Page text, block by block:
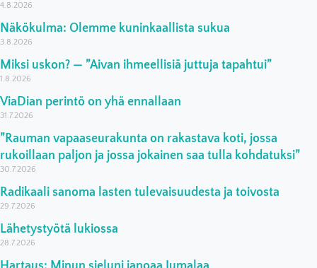
4.8.2026
Näkökulma: Olemme kuninkaallista sukua
3.8.2026
Miksi uskon? — ”Aivan ihmeellisiä juttuja tapahtui”
1.8.2026
ViaDian perintö on yhä ennallaan
31.7.2026
”Rauman vapaaseurakunta on rakastava koti, jossa
rukoillaan paljon ja jossa jokainen saa tulla kohdatuksi”
30.7.2026
Radikaali sanoma lasten tulevaisuudesta ja toivosta
29.7.2026
Lähetystyötä lukiossa
28.7.2026